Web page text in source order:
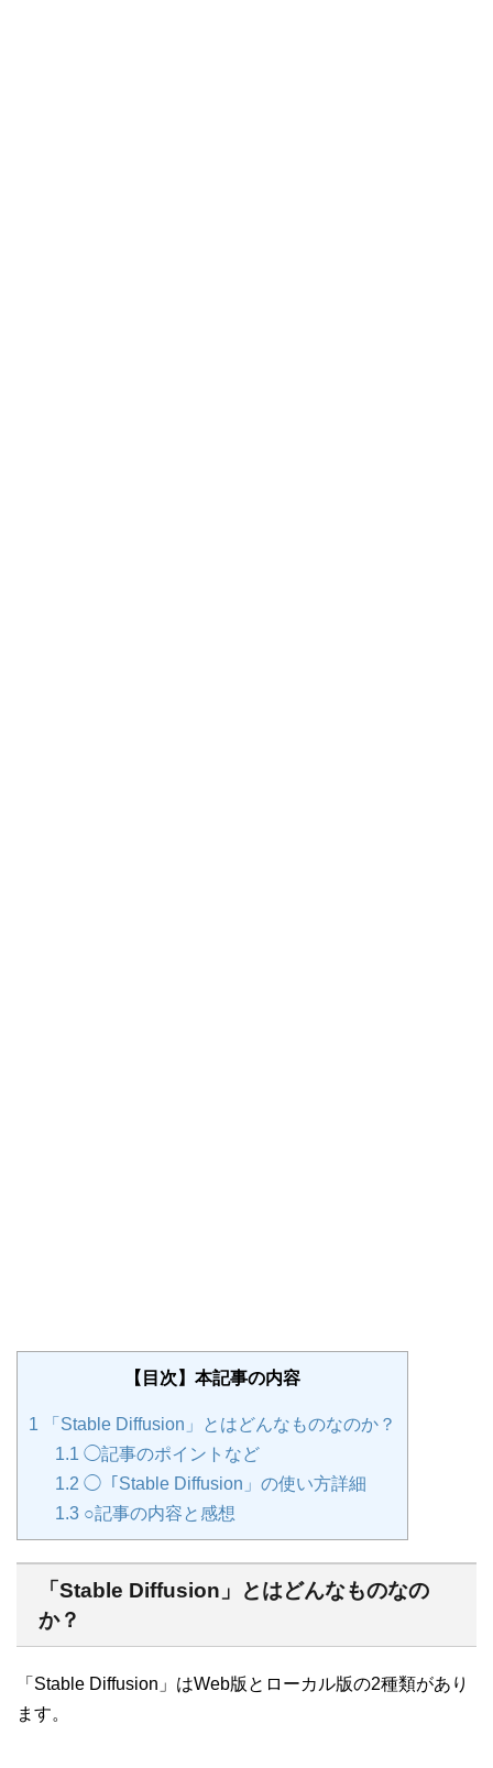
【目次】本記事の内容
1 「Stable Diffusion」とはどんなものなのか？
1.1 ◯記事のポイントなど
1.2 ◯「Stable Diffusion」の使い方詳細
1.3 ○記事の内容と感想
「Stable Diffusion」とはどんなものなの
か？
「Stable Diffusion」はWeb版とローカル版の2種類があり
ます。